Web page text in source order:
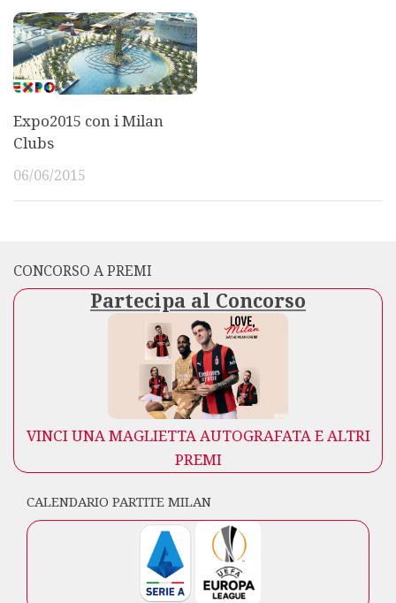
Expo2015 con i Milan
Clubs
06/06/2015
CONCORSO A PREMI
Partecipa al Concorso
VINCI UNA MAGLIETTA AUTOGRAFATA E ALTRI
PREMI
CALENDARIO PARTITE MILAN